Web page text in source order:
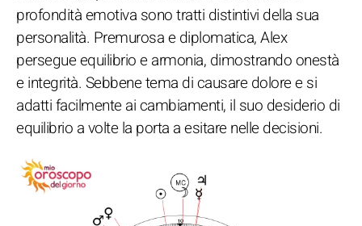
profondità emotiva sono tratti distintivi della sua
personalità. Premurosa e diplomatica, Alex
persegue equilibrio e armonia, dimostrando onestà
e integrità. Sebbene tema di causare dolore e si
adatti facilmente ai cambiamenti, il suo desiderio di
equilibrio a volte la porta a esitare nelle decisioni.